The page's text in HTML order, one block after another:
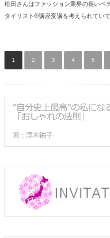
松田さんはファッション業界の長いベ
タイリスト®︎講座受講を考えられてい
1 2 3 4 5